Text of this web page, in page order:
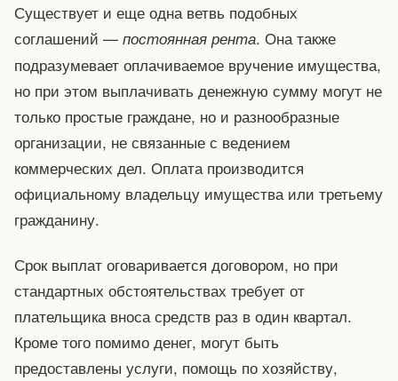
Существует и еще одна ветвь подобных
соглашений — постоянная рента. Она также
подразумевает оплачиваемое вручение имущества,
но при этом выплачивать денежную сумму могут не
только простые граждане, но и разнообразные
организации, не связанные с ведением
коммерческих дел. Оплата производится
официальному владельцу имущества или третьему
гражданину.
Срок выплат оговаривается договором, но при
стандартных обстоятельствах требует от
плательщика вноса средств раз в один квартал.
Кроме того помимо денег, могут быть
предоставлены услуги, помощь по хозяйству,